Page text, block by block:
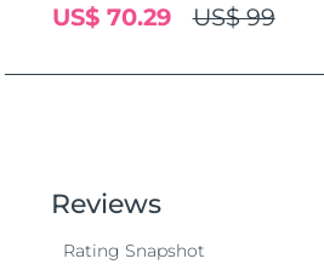
US$ 99
US$ 70.29